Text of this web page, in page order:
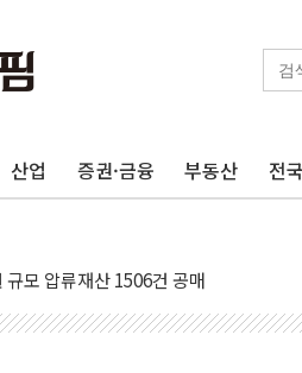
산업 증권·금융 부동산 전국
는 하마
차감 잡은 볼보 EX90…'올 터치'는 호불호
스